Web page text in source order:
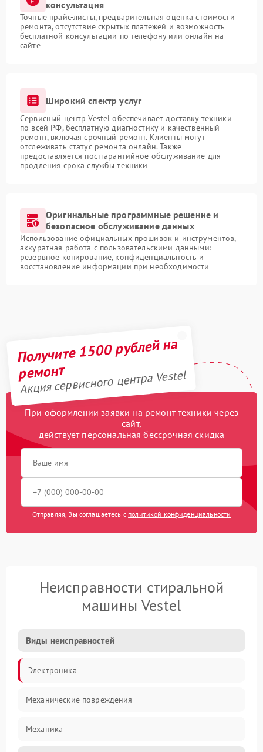
консультация
Точные прайс-листы, предварительная оценка стоимости
ремонта, отсутствие скрытых платежей и возможность
бесплатной консультации по телефону или онлайн на
сайте
Широкий спектр услуг
Сервисный центр Vestel обеспечивает доставку техники
по всей РФ, бесплатную диагностику и качественный
ремонт, включая срочный ремонт. Клиенты могут
отслеживать статус ремонта онлайн. Также
предоставляется постгарантийное обслуживание для
продления срока службы техники
Оригинальные программные решение и
безопасное обслуживание данных
Использование официальных прошивок и инструментов,
аккуратная работа с пользовательскими данными:
резервное копирование, конфиденциальность и
восстановление информации при необходимости
Получите 1500 рублей на
ремонт
Акция сервисного центра Vestel
При оформлении заявки на ремонт техники через
сайт,
действует персональная бессрочная скидка
Отправляя, Вы соглашаетесь с политикой конфиденциальности
Неисправности стиральной
машины Vestel
Виды неисправностей
Электроника
Механические повреждения
Механика